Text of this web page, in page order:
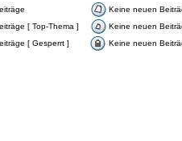
Keine neuen
[ Top-Thema ]
Keine neuen
[ Gesperrt ]
Keine neuen